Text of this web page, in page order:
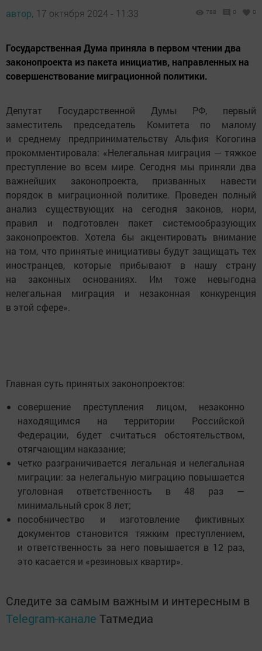
автор, 17 октября 2024 - 11:33 788 0 0
Государственная Дума приняла в первом чтении два
законопроекта из пакета инициатив, направленных на
совершенствование миграционной политики.
Депутат Государственной Думы РФ, первый
заместитель председатель Комитета по малому
и среднему предпринимательству Альфия Когогина
прокомментировала: «Нелегальная миграция — тяжкое
преступление во всем мире. Сегодня мы приняли два
важнейших законопроекта, призванных навести
порядок в миграционной политике. Проведен полный
анализ существующих на сегодня законов, норм,
правил и подготовлен пакет системообразующих
законопроектов. Хотела бы акцентировать внимание
на том, что принятые инициативы будут защищать тех
иностранцев, которые прибывают в нашу страну
на законных основаниях. Им тоже невыгодна
нелегальная миграция и незаконная конкуренция
в этой сфере».
Главная суть принятых законопроектов:
совершение преступления лицом, незаконно
находящимся на территории Российской
Федерации, будет считаться обстоятельством,
отягчающим наказание;
четко разграничивается легальная и нелегальная
миграции: за нелегальную миграцию повышается
уголовная ответственность в 48 раз —
минимальный срок 8 лет;
пособничество и изготовление фиктивных
документов становится тяжким преступлением,
и ответственность за него повышается в 12 раз,
это касается и «резиновых квартир».
Следите за самым важным и интересным в
Telegram-канале Татмедиа